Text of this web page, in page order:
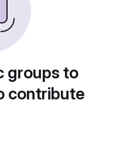
groups to
contribute